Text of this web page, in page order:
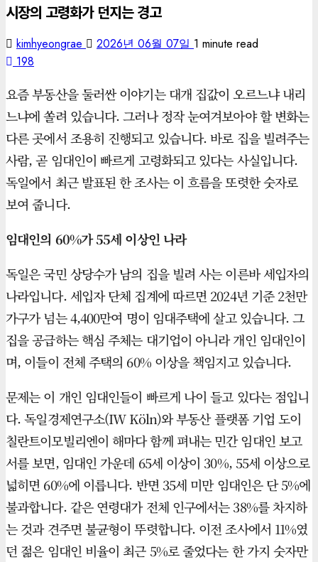
시장의 고령화가 던지는 경고
kimhyeongrae 2026년 06월 07일 1 minute read
198
요즘 부동산을 둘러싼 이야기는 대개 집값이 오르느냐 내리
느냐에 쏠려 있습니다. 그러나 정작 눈여겨보아야 할 변화는
다른 곳에서 조용히 진행되고 있습니다. 바로 집을 빌려주는
사람, 곧 임대인이 빠르게 고령화되고 있다는 사실입니다.
독일에서 최근 발표된 한 조사는 이 흐름을 또렷한 숫자로
보여 줍니다.
임대인의 60%가 55세 이상인 나라
독일은 국민 상당수가 남의 집을 빌려 사는 이른바 세입자의
나라입니다. 세입자 단체 집계에 따르면 2024년 기준 2천만
가구가 넘는 4,400만여 명이 임대주택에 살고 있습니다. 그
집을 공급하는 핵심 주체는 대기업이 아니라 개인 임대인이
며, 이들이 전체 주택의 60% 이상을 책임지고 있습니다.
문제는 이 개인 임대인들이 빠르게 나이 들고 있다는 점입니
다. 독일경제연구소(IW Köln)와 부동산 플랫폼 기업 도이
칠란트이모빌리엔이 해마다 함께 펴내는 민간 임대인 보고
서를 보면, 임대인 가운데 65세 이상이 30%, 55세 이상으로
넓히면 60%에 이릅니다. 반면 35세 미만 임대인은 단 5%에
불과합니다. 같은 연령대가 전체 인구에서는 38%를 차지하
는 것과 견주면 불균형이 뚜렷합니다. 이전 조사에서 11%였
던 젊은 임대인 비율이 최근 5%로 줄었다는 한 가지 숫자만